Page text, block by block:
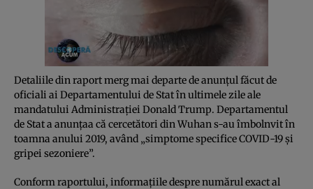
Detaliile din raport merg mai departe de anunţul făcut de
oficiali ai Departamentului de Stat în ultimele zile ale
mandatului Administraţiei Donald Trump. Departamentul
de Stat a anunţaa că cercetători din Wuhan s-au îmbolnvit în
toamna anului 2019, având „simptome specifice COVID-19 şi
gripei sezoniere”.
Conform raportului, informaţiile despre numărul exact al